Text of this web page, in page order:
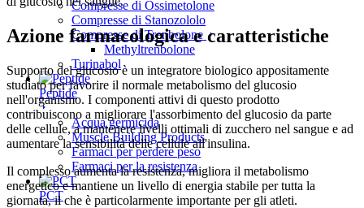
Compresse di Ossimetolone
Compresse di Stanozololo
Compresse di Trenbolone
Methyltrenbolone
Turinabol
Peptide
Acqua germicida
Muscle Building Products
Farmaci per perdere peso
Farmaci per la resistenza
PCT
Azione farmacologica e caratteristiche
Supporto del glucosio è un integratore biologico appositamente
studiato per favorire il normale metabolismo del glucosio
nell'organismo. I componenti attivi di questo prodotto
contribuiscono a migliorare l'assorbimento del glucosio da parte
delle cellule, a mantenere livelli ottimali di zucchero nel sangue e ad
aumentare la sensibilità delle cellule all'insulina.
Il complesso aumenta la resistenza, migliora il metabolismo
energetico e mantiene un livello di energia stabile per tutta la
giornata, il che è particolarmente importante per gli atleti.